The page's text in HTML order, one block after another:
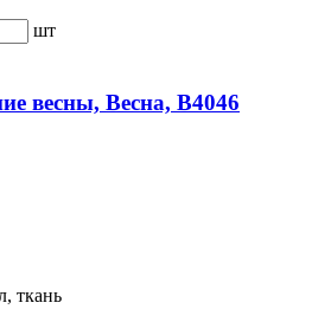
шт
весны, Весна, В4046
ткань